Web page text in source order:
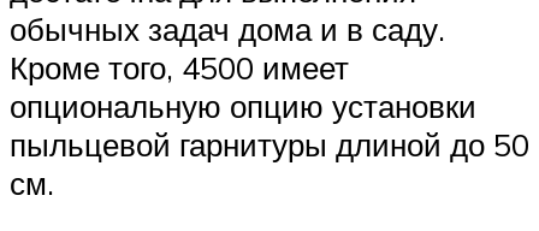
обычных задач дома и в саду.
Кроме того, 4500 имеет
опциональную опцию установки
пыльцевой гарнитуры длиной до 50
см.